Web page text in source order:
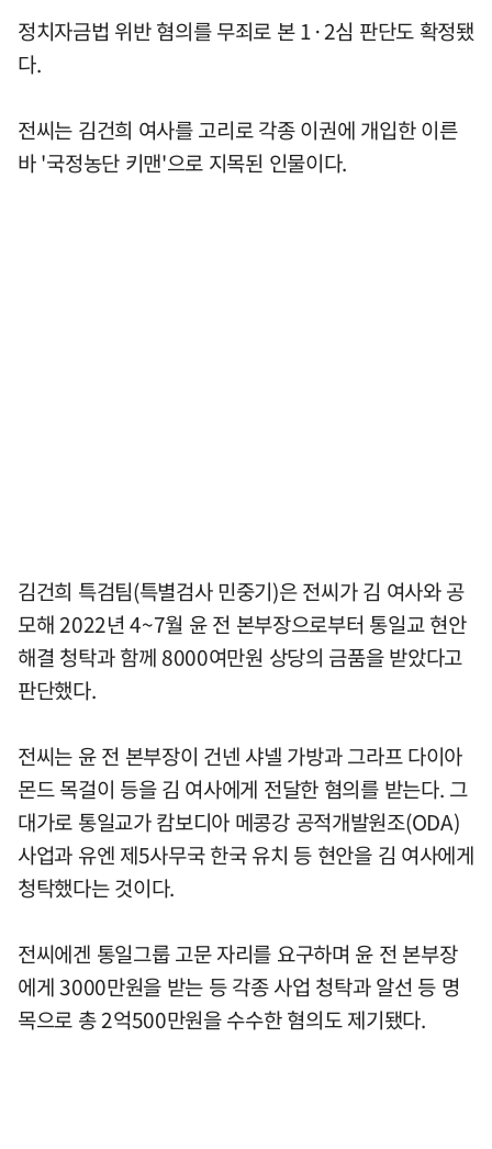
정치자금법 위반 혐의를 무죄로 본 1·2심 판단도 확정됐
다.
전씨는 김건희 여사를 고리로 각종 이권에 개입한 이른
바 '국정농단 키맨'으로 지목된 인물이다.
김건희 특검팀(특별검사 민중기)은 전씨가 김 여사와 공
모해 2022년 4~7월 윤 전 본부장으로부터 통일교 현안
해결 청탁과 함께 8000여만원 상당의 금품을 받았다고
판단했다.
전씨는 윤 전 본부장이 건넨 샤넬 가방과 그라프 다이아
몬드 목걸이 등을 김 여사에게 전달한 혐의를 받는다. 그
대가로 통일교가 캄보디아 메콩강 공적개발원조(ODA)
사업과 유엔 제5사무국 한국 유치 등 현안을 김 여사에게
청탁했다는 것이다.
전씨에겐 통일그룹 고문 자리를 요구하며 윤 전 본부장
에게 3000만원을 받는 등 각종 사업 청탁과 알선 등 명
목으로 총 2억500만원을 수수한 혐의도 제기됐다.